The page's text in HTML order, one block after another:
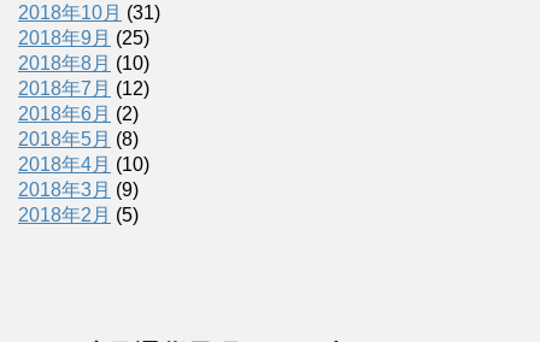
2018年10月 (31)
2018年9月 (25)
2018年8月 (10)
2018年7月 (12)
2018年6月 (2)
2018年5月 (8)
2018年4月 (10)
2018年3月 (9)
2018年2月 (5)